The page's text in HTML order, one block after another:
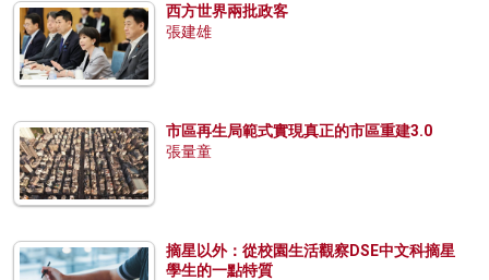
西方世界兩批政客
張建雄
市區再生局範式實現真正的市區重建3.0
張量童
摘星以外：從校園生活觀察DSE中文科摘星
學生的一點特質